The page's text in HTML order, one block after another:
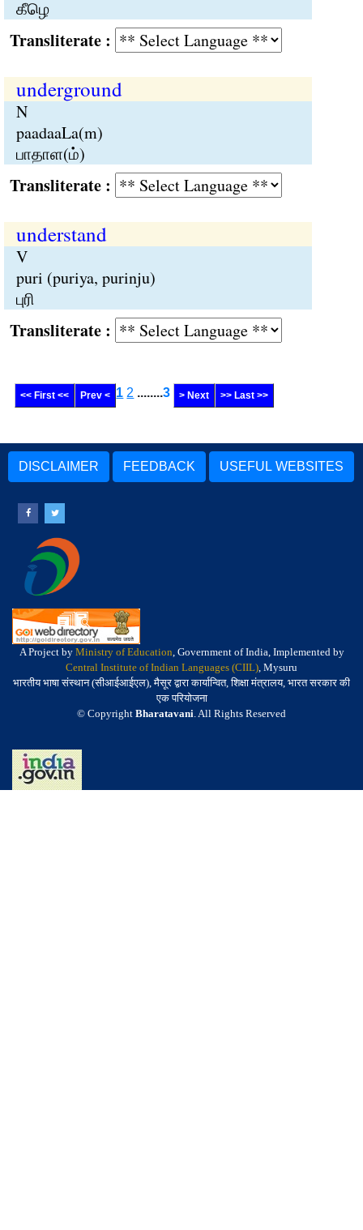
கீழெ
:
underground
N
paadaaLa(m)
பாதாள(ம்)
:
understand
V
puri (puriya, purinju)
புரி
:
<< First << Prev < 1 2 ........3 > Next >> Last >>
DISCLAIMER FEEDBACK USEFUL WEBSITES
A Project by Ministry of Education, Government of India, Implemented by
Central Institute of Indian Languages (CIIL), Mysuru
भारतीय भाषा संस्थान (सीआईआईएल), मैसूर द्वारा कार्यान्वित, शिक्षा मंत्रालय, भारत सरकार की
एक परियोजना
© Copyright Bharatavani. All Rights Reserved